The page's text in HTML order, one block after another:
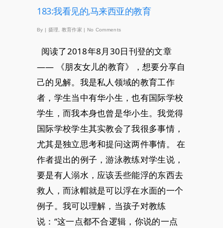
183:我看见的,马来西亚的教育
By 摄理, 教育作家 No Comments
阅读了2018年8月30日刊登的文章
—— 《朋友女儿的教育》，想要分享自
己的见解。我是私人领域的教育工作
者，学生当中有华小生，也有国际学校
学生，而我本身也曾是华小生。我觉得
国际学校学生其实教会了我很多事情，
尤其是独立思考和提问这两件事情。 在
作者提出的例子，游泳教练对学生说，
要是有人溺水，应该丢些能浮的东西去
救人，而泳帽就是可以浮在水面的一个
例子。我可以理解，当孩子对教练
说：“这一点都不合逻辑，你说的一点